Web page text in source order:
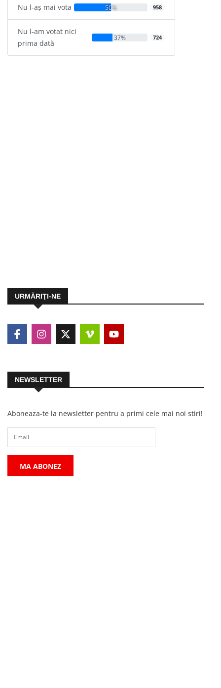
Nu l-aș mai vota 50% 958
Nu l-am votat nici
prima dată
37% 724
URMĂRIŢI-NE
NEWSLETTER
Aboneaza-te la newsletter pentru a primi cele mai noi stiri!
MA ABONEZ